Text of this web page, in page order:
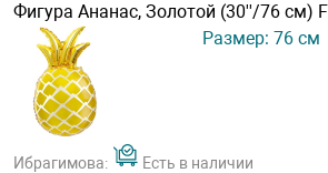
Фигура Ананас, Золотой (30''/76 см)
Размер: 76 см
Ибрагимова: Есть в наличии